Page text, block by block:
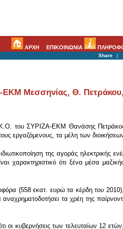
ΑΡΧΗ ΕΠΙΚΟΙΝΩΝΙΑ
Share |
Μεσσηνίας, Θ. Πετράκου,
του ΣΥΡΙΖΑ-ΕΚΜ Θανάσης
εργαζόμενους, τα μέλη των
της αγοράς ηλεκτρικής
χαρακτηριστικό ότι ξένα μέσα
(558 εκατ. ευρώ τα κέρδη του
τα χρέη της
οι κυβερνήσεις των τελευταίων 12